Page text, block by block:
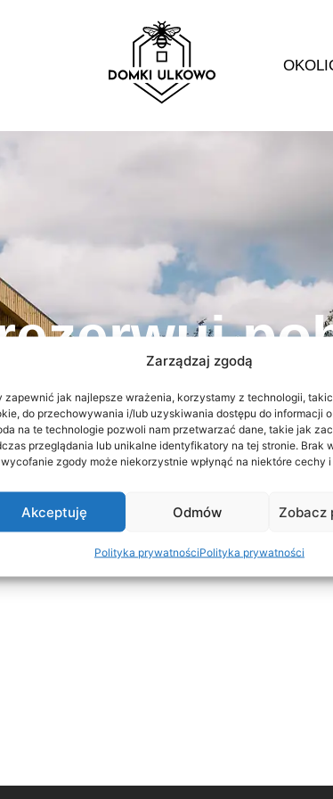
Zarządzaj zgodą
zapewnić jak najlepsze wrażenia, korzystamy z technologii,
do przechowywania i/lub uzyskiwania dostępu do informacji
na te technologie pozwoli nam przetwarzać dane, takie jak
przeglądania lub unikalne identyfikatory na tej stronie. Brak
zgody może niekorzystnie wpłynąć na niektóre cechy
Akceptuję Odmów Zobacz
Polityka prywatnościPolityka prywatności